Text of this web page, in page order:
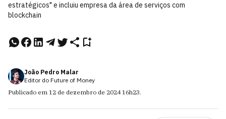
estratégicos" e incluiu empresa da área de serviços com
blockchain
João Pedro Malar
Editor do Future of Money
Publicado em 12 de dezembro de 2024 16h23.